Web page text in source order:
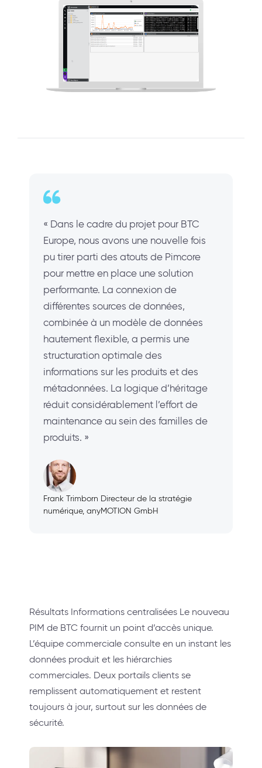
« Dans le cadre du projet pour BTC
Europe, nous avons une nouvelle fois
pu tirer parti des atouts de Pimcore
pour mettre en place une solution
performante. La connexion de
différentes sources de données,
combinée à un modèle de données
hautement flexible, a permis une
structuration optimale des
informations sur les produits et des
métadonnées. La logique d’héritage
réduit considérablement l’effort de
maintenance au sein des familles de
produits. »
Frank Trimborn Directeur de la stratégie
numérique, anyMOTION GmbH
Résultats Informations centralisées Le nouveau
PIM de BTC fournit un point d’accès unique.
L’équipe commerciale consulte en un instant les
données produit et les hiérarchies
commerciales. Deux portails clients se
remplissent automatiquement et restent
toujours à jour, surtout sur les données de
sécurité.